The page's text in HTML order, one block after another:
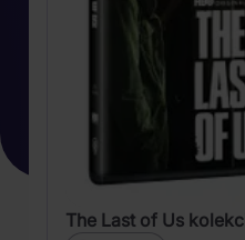
The Last of Us